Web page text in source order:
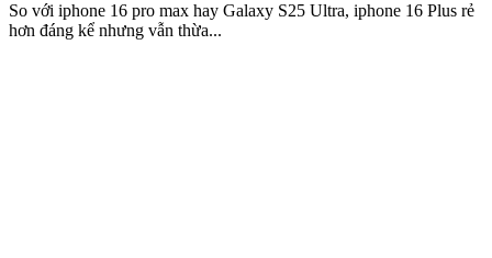
So với iphone 16 pro max hay Galaxy S25 Ultra, iphone 16 Plus rẻ
hơn đáng kể nhưng vẫn thừa...